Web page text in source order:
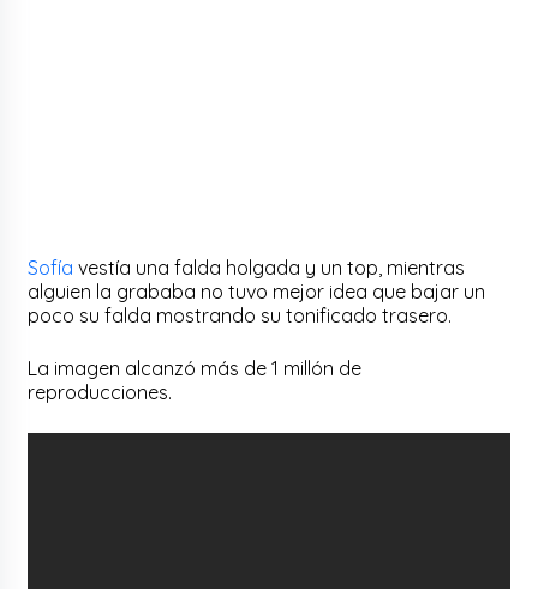
Sofía vestía una falda holgada y un top, mientras
alguien la grababa no tuvo mejor idea que bajar un
poco su falda mostrando su tonificado trasero.
La imagen alcanzó más de 1 millón de
reproducciones.